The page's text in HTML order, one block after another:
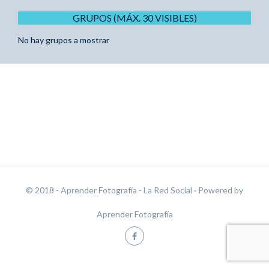
GRUPOS (MÁX. 30 VISIBLES)
No hay grupos a mostrar
© 2018 - Aprender Fotografía - La Red Social · Powered by
Aprender Fotografía